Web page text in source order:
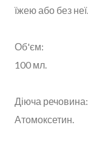
їжею або без неї.
Об'єм:
100 мл.
Діюча речовина:
Атомоксетин.